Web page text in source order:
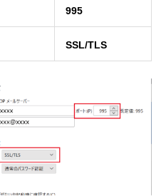
995
SSL/TLS